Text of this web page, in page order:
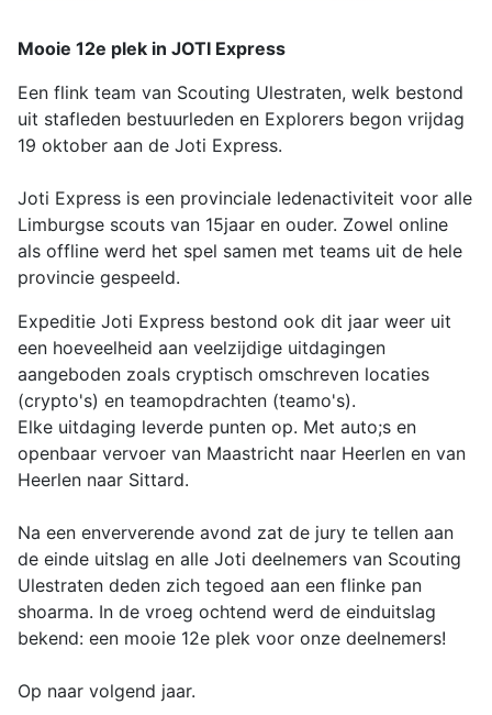
Mooie 12e plek in JOTI Express
Een flink team van Scouting Ulestraten, welk bestond
uit stafleden bestuurleden en Explorers begon vrijdag
19 oktober aan de Joti Express.
Joti Express is een provinciale ledenactiviteit voor alle
Limburgse scouts van 15jaar en ouder. Zowel online
als offline werd het spel samen met teams uit de hele
provincie gespeeld.
Expeditie Joti Express bestond ook dit jaar weer uit
een hoeveelheid aan veelzijdige uitdagingen
aangeboden zoals cryptisch omschreven locaties
(crypto's) en teamopdrachten (teamo's).
Elke uitdaging leverde punten op. Met auto;s en
openbaar vervoer van Maastricht naar Heerlen en van
Heerlen naar Sittard.
Na een enververende avond zat de jury te tellen aan
de einde uitslag en alle Joti deelnemers van Scouting
Ulestraten deden zich tegoed aan een flinke pan
shoarma. In de vroeg ochtend werd de einduitslag
bekend: een mooie 12e plek voor onze deelnemers!
Op naar volgend jaar.